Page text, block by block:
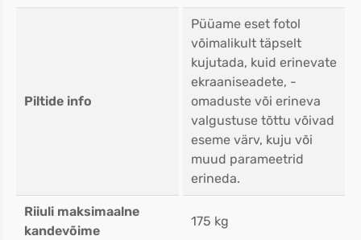
Piltide info
Püüame eset fotol
võimalikult täpselt
kujutada, kuid erinevate
ekraaniseadete, -
omaduste või erineva
valgustuse tõttu võivad
eseme värv, kuju või
muud parameetrid
erineda.
Riiuli maksimaalne
kandevõime
175 kg